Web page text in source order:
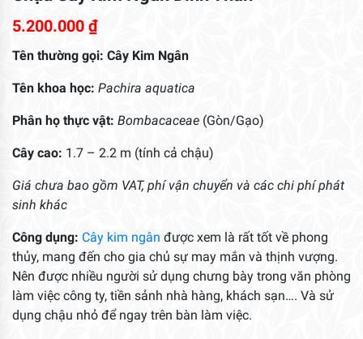
5.200.000 ₫
Tên thường gọi: Cây Kim Ngân
Tên khoa học: Pachira aquatica
Phân họ thực vật: Bombacaceae (Gòn/Gạo)
Cây cao: 1.7 – 2.2 m (tính cả chậu)
Giá chưa bao gồm VAT, phí vận chuyển và các chi phí phát
sinh khác
Công dụng: Cây kim ngân được xem là rất tốt về phong
thủy, mang đến cho gia chủ sự may mắn và thịnh vượng.
Nên được nhiều người sử dụng chưng bày trong văn phòng
làm việc công ty, tiền sảnh nhà hàng, khách sạn…. Và sử
dụng chậu nhỏ để ngay trên bàn làm việc.